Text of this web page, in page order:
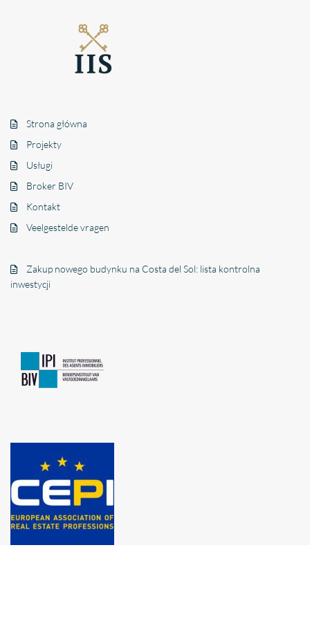
Strona główna
Projekty
Usługi
Broker BIV
Kontakt
Veelgestelde vragen
Zakup nowego budynku na Costa del Sol: lista kontrolna
inwestycji